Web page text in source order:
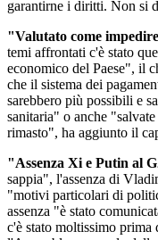
garantirne i diritti. Non si
"Valutato come
temi affrontati c'è stato
economico del Paese", il
che il sistema dei
sarebbero più possibili e
sanitaria" o anche
rimasto", ha aggiunto il
"Assenza Xi e Putin al
sappia", l'assenza di
"motivi particolari di
assenza "è stato
c'è stato moltissimo